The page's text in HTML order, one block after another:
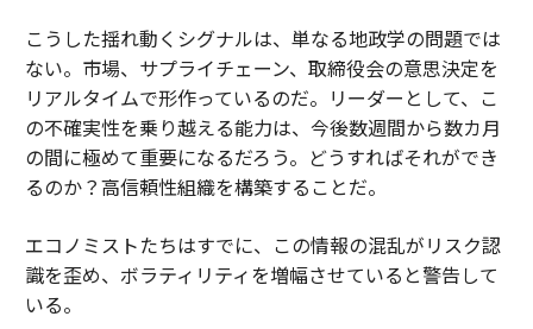
こうした揺れ動くシグナルは、単なる地政学の問題では
ない。市場、サプライチェーン、取締役会の意思決定を
リアルタイムで形作っているのだ。リーダーとして、こ
の不確実性を乗り越える能力は、今後数週間から数カ月
の間に極めて重要になるだろう。どうすればそれができ
るのか？高信頼性組織を構築することだ。
エコノミストたちはすでに、この情報の混乱がリスク認
識を歪め、ボラティリティを増幅させていると警告して
いる。